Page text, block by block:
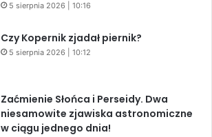
5 sierpnia 2026 | 10:16
Czy Kopernik zjadał piernik?
5 sierpnia 2026 | 10:12
Zaćmienie Słońca i Perseidy. Dwa
niesamowite zjawiska astronomiczne
w ciągu jednego dnia!